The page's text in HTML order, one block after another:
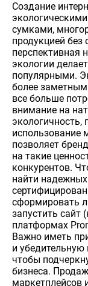
Создание
сумками,
продукцией без
перспективная
экологии
популярными.
более
все больше
внимание на
экологичность,
использование
позволяет
на такие
конкурентов.
найти
сформировать
запустить сайт
платформах
Важно иметь
и
чтобы
бизнеса.
маркетплейсов